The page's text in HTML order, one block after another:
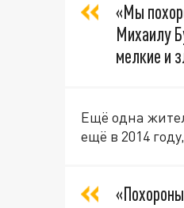
«Мы
Михаилу
мелкие и
Ещё одна
ещё в 2014